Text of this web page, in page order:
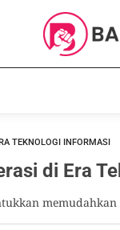
TEKNOLOGI INFORMASI
di Era